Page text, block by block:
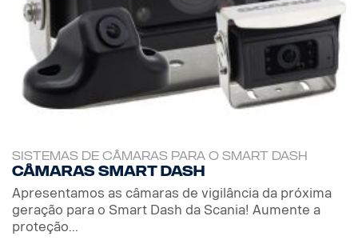
SISTEMAS DE CÂMARAS PARA O SMART DASH
Câmaras Smart Dash
Apresentamos as câmaras de vigilância da próxima
geração para o Smart Dash da Scania! Aumente a
proteção...